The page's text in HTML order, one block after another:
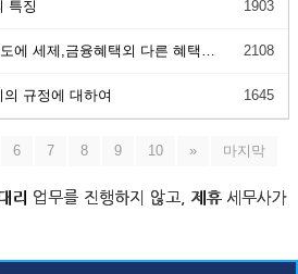
특징 1903
2108
규정에 대하여 1645
6 7 8 9 10 » 마지막
리 업무를 진행하지 않고, 제휴 세무사가